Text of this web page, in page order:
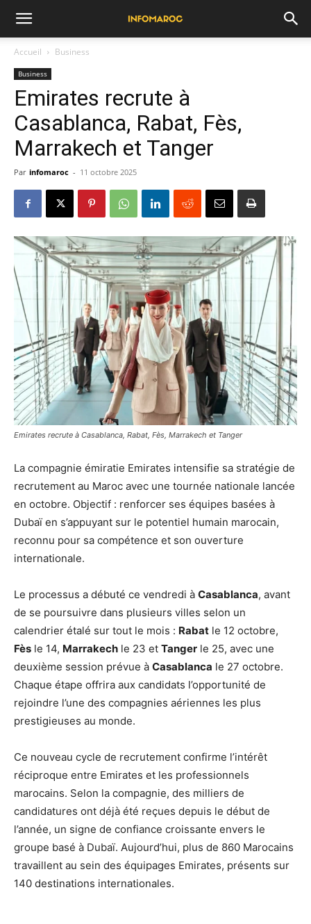
Accueil Business
Business
Emirates recrute à
Casablanca, Rabat, Fès,
Marrakech et Tanger
Par infomaroc - 11 octobre 2025
Emirates recrute à Casablanca, Rabat, Fès, Marrakech et Tanger
La compagnie émiratie Emirates intensifie sa stratégie de
recrutement au Maroc avec une tournée nationale lancée
en octobre. Objectif : renforcer ses équipes basées à
Dubaï en s’appuyant sur le potentiel humain marocain,
reconnu pour sa compétence et son ouverture
internationale.
Le processus a débuté ce vendredi à Casablanca, avant
de se poursuivre dans plusieurs villes selon un
calendrier étalé sur tout le mois : Rabat le 12 octobre,
Fès le 14, Marrakech le 23 et Tanger le 25, avec une
deuxième session prévue à Casablanca le 27 octobre.
Chaque étape offrira aux candidats l’opportunité de
rejoindre l’une des compagnies aériennes les plus
prestigieuses au monde.
Ce nouveau cycle de recrutement confirme l’intérêt
réciproque entre Emirates et les professionnels
marocains. Selon la compagnie, des milliers de
candidatures ont déjà été reçues depuis le début de
l’année, un signe de confiance croissante envers le
groupe basé à Dubaï. Aujourd’hui, plus de 860 Marocains
travaillent au sein des équipages Emirates, présents sur
140 destinations internationales.